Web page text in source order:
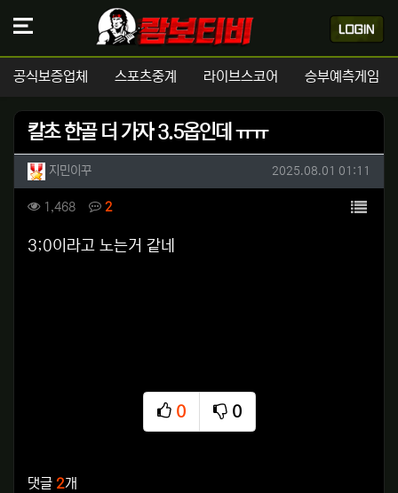
공식보증업체 스포츠중계 라이브스코어 승부예측게임
칼초 한골 더 가자 3.5옵인데 ㅠㅠ
작성자 정보
지민이꾸작성 작성일
2025.08.01 01:11
컨텐츠 정보
1,468조회 2댓글 목록
본문
3;0이라고 노는거 같네
0
추천
0
비추천
댓글 2개